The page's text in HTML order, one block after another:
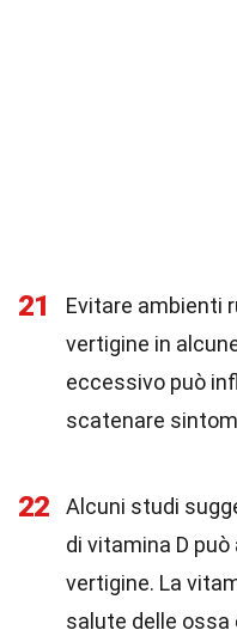
21
Evitare ambienti
vertigine in
eccessivo può
scatenare
22
Alcuni studi
di vitamina D
vertigine. La
salute delle ossa